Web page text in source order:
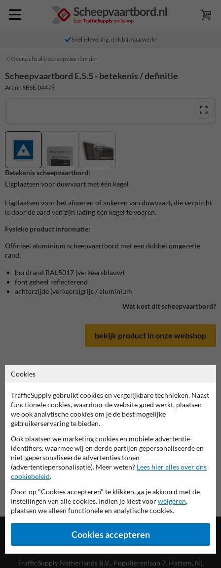
Snelle levering, ook bij maatwerk!
Overzicht alle scheepvaartborden
deze informatie printen
Scheepvaartbord.nl
Scheepvaartbord E.5.5 - betekenis / definitie
Art.nr. SBSE.04479
Betekenis scheepvaartbord:
Ligplaatsen voor duwvaart met één kegel
Ligplaatsen voor het afmeren of ankeren van duwvaart, die verplicht
is door de aard van zijn lading één kegel te voeren.
Fysieke product informatie:
Officieel aluminium scheepvaartbord met een dubbel omgezette
rand.
bordrand RAL5017 (verkeersblauw)
font geheel reflecterend
achterzijde (verkeers)grijs / aluminium
Wat kost dit scheepvaartbord?
bekijk product in onze webshop
TrafficSupply Netherlands B.V., Populierenlaan 7, Hattem, NL
Cookies
TrafficSupply gebruikt cookies en vergelijkbare technieken. Naast
functionele cookies, waardoor de website goed werkt, plaatsen
we ook analytische cookies om je de best mogelijke
gebruikerservaring te bieden.
Ook plaatsen we marketing cookies en mobiele advertentie-
identifiers, waarmee wij en derde partijen gepersonaliseerde en
niet-gepersonaliseerde advertenties tonen
(advertentiepersonalisatie). Meer weten? Lees hier alles over ons
cookiebeleid.
Door op "Cookies accepteren" te klikken, ga je akkoord met de
instellingen van alle cookies. Indien je kiest voorweigeren,
plaatsen we alleen functionele en analytische cookies.
Cookies accepteren